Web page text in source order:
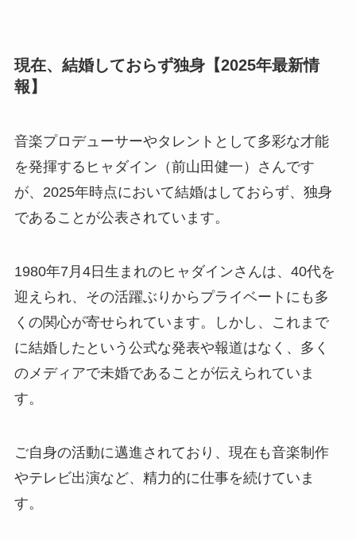
現在、結婚しておらず独身【2025年最新情
報】
音楽プロデューサーやタレントとして多彩な才能
を発揮するヒャダイン（前山田健一）さんです
が、2025年時点において結婚はしておらず、独身
であることが公表されています。
1980年7月4日生まれのヒャダインさんは、40代を
迎えられ、その活躍ぶりからプライベートにも多
くの関心が寄せられています。しかし、これまで
に結婚したという公式な発表や報道はなく、多く
のメディアで未婚であることが伝えられていま
す。
ご自身の活動に邁進されており、現在も音楽制作
やテレビ出演など、精力的に仕事を続けていま
す。